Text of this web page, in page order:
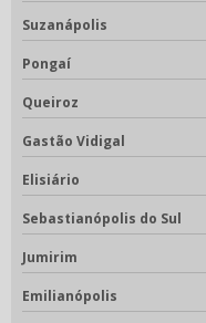
Suzanápolis
Pongaí
Queiroz
Gastão Vidigal
Elisiário
Sebastianópolis do Sul
Jumirim
Emilianópolis